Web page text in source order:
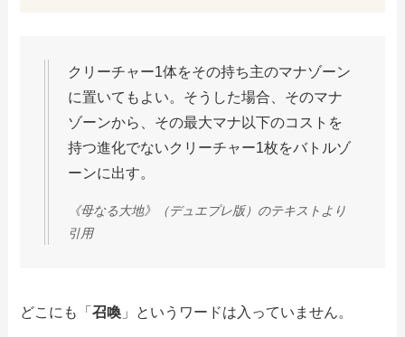
クリーチャー1体をその持ち主のマナゾーン
に置いてもよい。そうした場合、そのマナ
ゾーンから、その最大マナ以下のコストを
持つ進化でないクリーチャー1枚をバトルゾ
ーンに出す。
《母なる大地》（デュエプレ版）のテキストより
引用
どこにも「召喚 」というワードは入っていません。